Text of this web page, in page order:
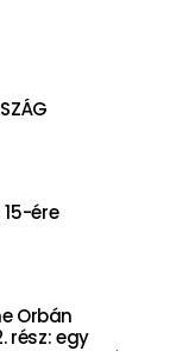
ére
Orbán
rész: egy